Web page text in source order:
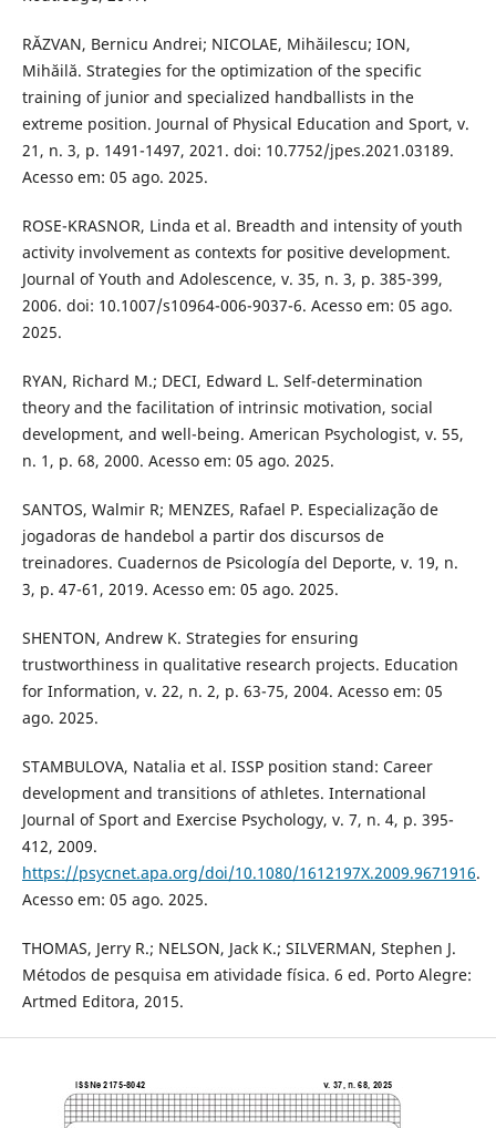
RĂZVAN, Bernicu Andrei; NICOLAE, Mihăilescu; ION,
Mihăilă. Strategies for the optimization of the specific
training of junior and specialized handballists in the
extreme position. Journal of Physical Education and Sport, v.
21, n. 3, p. 1491-1497, 2021. doi: 10.7752/jpes.2021.03189.
Acesso em: 05 ago. 2025.
ROSE-KRASNOR, Linda et al. Breadth and intensity of youth
activity involvement as contexts for positive development.
Journal of Youth and Adolescence, v. 35, n. 3, p. 385-399,
2006. doi: 10.1007/s10964-006-9037-6. Acesso em: 05 ago.
2025.
RYAN, Richard M.; DECI, Edward L. Self-determination
theory and the facilitation of intrinsic motivation, social
development, and well-being. American Psychologist, v. 55,
n. 1, p. 68, 2000. Acesso em: 05 ago. 2025.
SANTOS, Walmir R; MENZES, Rafael P. Especialização de
jogadoras de handebol a partir dos discursos de
treinadores. Cuadernos de Psicología del Deporte, v. 19, n.
3, p. 47-61, 2019. Acesso em: 05 ago. 2025.
SHENTON, Andrew K. Strategies for ensuring
trustworthiness in qualitative research projects. Education
for Information, v. 22, n. 2, p. 63-75, 2004. Acesso em: 05
ago. 2025.
STAMBULOVA, Natalia et al. ISSP position stand: Career
development and transitions of athletes. International
Journal of Sport and Exercise Psychology, v. 7, n. 4, p. 395-
412, 2009.
https://psycnet.apa.org/doi/10.1080/1612197X.2009.9671916.
Acesso em: 05 ago. 2025.
THOMAS, Jerry R.; NELSON, Jack K.; SILVERMAN, Stephen J.
Métodos de pesquisa em atividade física. 6 ed. Porto Alegre:
Artmed Editora, 2015.